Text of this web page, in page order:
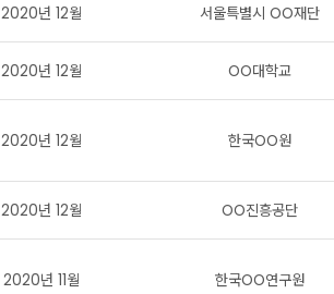
2020년 12월 서울특별시 OO재단
2020년 12월 OO대학교
2020년 12월 한국OO원
2020년 12월 OO진흥공단
2020년 11월 한국OO연구원